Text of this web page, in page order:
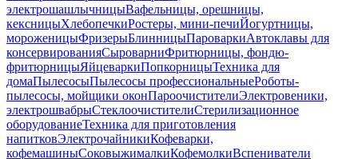
электрошашлычницыВафельницы, орешницы,
кексницыХлебопечкиРостеры, мини-печиЙогуртницы,
мороженицыФризерыБлинницыПароваркиАвтоклавы для
консервированияСыроварниФритюрницы, фондю-
фритюрницыЯйцеваркиПопкорницыТехника для
домаПылесосыПылесосы профессиональныеРоботы-
пылесосы, мойщики оконПароочистителиЭлектровеники,
электрошвабрыСтеклоочистителиСтерилизационное
оборудованиеТехника для приготовления
напитковЭлектрочайникиКофеварки,
кофемашиныСоковыжималкиКофемолкиВспениватели